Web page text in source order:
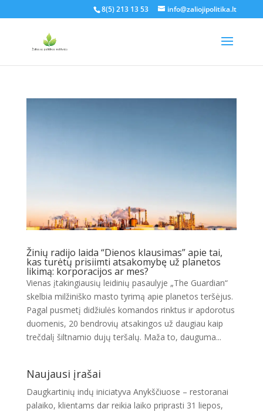
8(5) 213 13 53 info@zaliojipolitika.lt
Žinių radijo laida “Dienos klausimas” apie tai,
kas turėtų prisiimti atsakomybę už planetos
likimą: korporacijos ar mes?
Vienas įtakingiausių leidinių pasaulyje „The Guardian“
skelbia milžiniško masto tyrimą apie planetos teršėjus.
Pagal pusmetį didžiulės komandos rinktus ir apdorotus
duomenis, 20 bendrovių atsakingos už daugiau kaip
trečdalį šiltnamio dujų teršalų. Maža to, dauguma...
Naujausi įrašai
Daugkartinių indų iniciatyva Anykščiuose – restoranai
palaiko, klientams dar reikia laiko priprasti 31 liepos,